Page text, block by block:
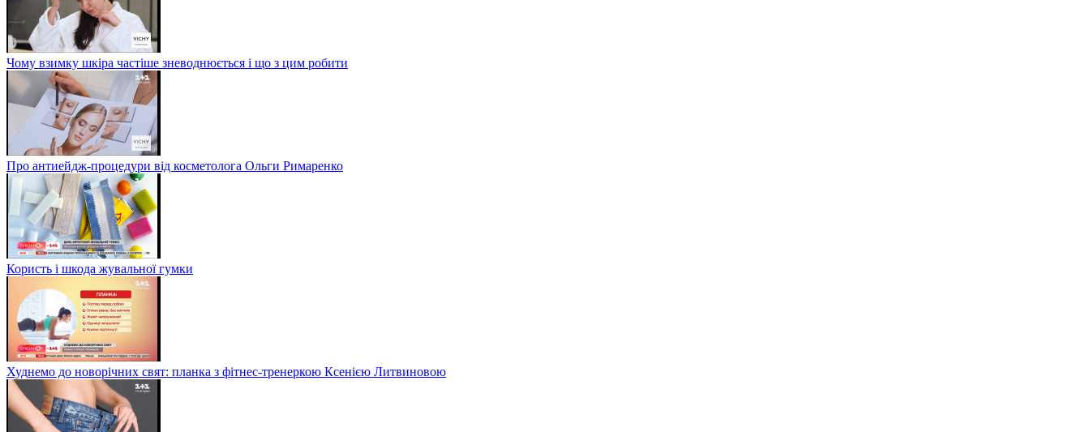
Чому взимку шкіра частіше зневоднюється і що з цим робити
Про антиейдж-процедури від косметолога Ольги Римаренко
Користь і шкода жувальної гумки
Худнемо до новорічних свят: планка з фітнес-тренеркою Ксенією Литвиновою